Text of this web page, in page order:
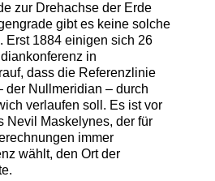
zur Drehachse der Erde
gibt es keine solche
Erst 1884 einigen sich 26
in
dass die Referenzlinie
der Nullmeridian – durch
verlaufen soll. Es ist vor
Nevil Maskelynes, der für
immer
wählt, den Ort der